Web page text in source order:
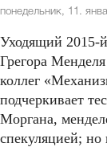
понедельник, 11.
Уходящий 2015-
Грегора
коллег
подчеркивает
Моргана,
спекуляцией;